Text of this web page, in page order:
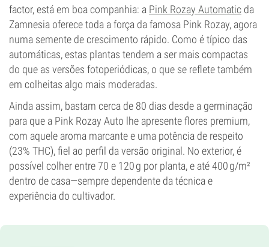
factor, está em boa companhia: a Pink Rozay Automatic da
Zamnesia oferece toda a força da famosa Pink Rozay, agora
numa semente de crescimento rápido. Como é típico das
automáticas, estas plantas tendem a ser mais compactas
do que as versões fotoperiódicas, o que se reflete também
em colheitas algo mais moderadas.
Ainda assim, bastam cerca de 80 dias desde a germinação
para que a Pink Rozay Auto lhe apresente flores premium,
com aquele aroma marcante e uma potência de respeito
(23% THC), fiel ao perfil da versão original. No exterior, é
possível colher entre 70 e 120 g por planta, e até 400 g/m²
dentro de casa—sempre dependente da técnica e
experiência do cultivador.